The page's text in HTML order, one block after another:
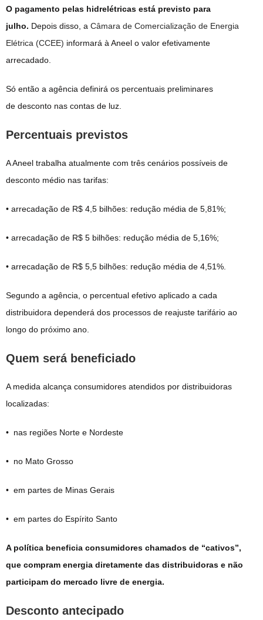
O pagamento pelas hidrelétricas está previsto para
julho. Depois disso, a Câmara de Comercialização de Energia
Elétrica (CCEE) informará à Aneel o valor efetivamente
arrecadado.
Só então a agência definirá os percentuais preliminares
de desconto nas contas de luz.
Percentuais previstos
A Aneel trabalha atualmente com três cenários possíveis de
desconto médio nas tarifas:
• arrecadação de R$ 4,5 bilhões: redução média de 5,81%;
• arrecadação de R$ 5 bilhões: redução média de 5,16%;
• arrecadação de R$ 5,5 bilhões: redução média de 4,51%.
Segundo a agência, o percentual efetivo aplicado a cada
distribuidora dependerá dos processos de reajuste tarifário ao
longo do próximo ano.
Quem será beneficiado
A medida alcança consumidores atendidos por distribuidoras
localizadas:
• nas regiões Norte e Nordeste
• no Mato Grosso
• em partes de Minas Gerais
• em partes do Espírito Santo
A política beneficia consumidores chamados de “cativos”,
que compram energia diretamente das distribuidoras e não
participam do mercado livre de energia.
Desconto antecipado